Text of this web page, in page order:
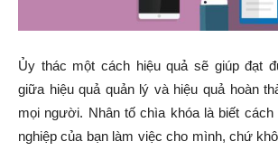
Ủy thác một cách hiệu quả sẽ giúp đạt
giữa hiệu quả quản lý và hiệu quả hoàn
mọi người. Nhân tố chìa khóa là biết cách
nghiệp của bạn làm việc cho mình, chứ